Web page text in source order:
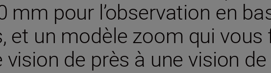
mm pour l’observation en
et un modèle zoom qui
vision de près à une vision